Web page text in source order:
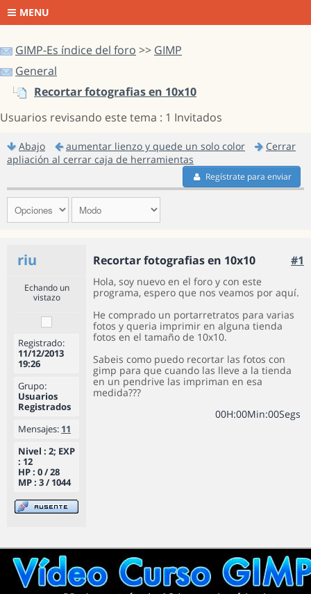
MENU
GIMP-Es índice del foro >> GIMP
General
Recortar fotografias en 10x10
Usuarios revisando este tema : 1 Invitados
Abajo aumentar lienzo y quede un solo color
Cerrar
apliación al cerrar caja de herramientas
Regístrate para enviar
riu Recortar fotografias en 10x10 #1
Echando un
vistazo
Registrado:
11/12/2013
19:26
Grupo:
Usuarios
Registrados
Mensajes: 11
Nivel : 2; EXP
: 12
HP : 0 / 28
MP : 3 / 1044
Hola, soy nuevo en el foro y con este
programa, espero que nos veamos por aquí.
He comprado un portarretratos para varias
fotos y queria imprimir en alguna tienda
fotos en el tamaño de 10x10.
Sabeis como puedo recortar las fotos con
gimp para que cuando las lleve a la tienda
en un pendrive las impriman en esa
medida???
00H:00Min:00Segs